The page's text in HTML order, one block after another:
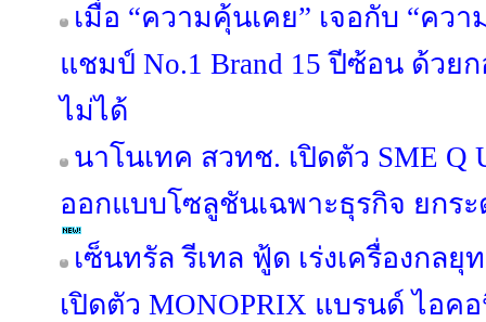
เมื่อ “ความคุ้นเคย” เจอกับ “คว
แชมป์ No.1 Brand 15 ปีซ้อน ด้วย
ไม่ได้
นาโนเทค สวทช. เปิดตัว SME Q
ออกแบบโซลูชันเฉพาะธุรกิจ ยกร
เซ็นทรัล รีเทล ฟู้ด เร่งเครื่องกลยุ
เปิดตัว MONOPRIX แบรนด์ ไอค